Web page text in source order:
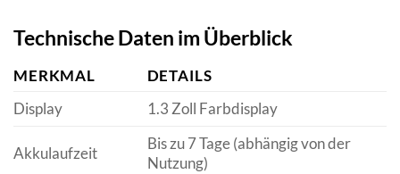
Technische Daten im Überblick
MERKMAL
DETAILS
Display
1.3 Zoll Farbdisplay
Akkulaufzeit
Bis zu 7 Tage (abhängig von der
Nutzung)